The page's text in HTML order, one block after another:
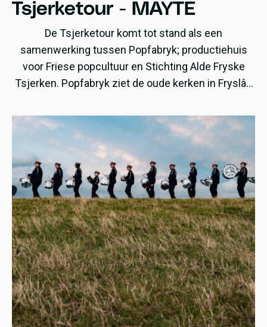
Tsjerketour - MAYTE
De Tsjerketour komt tot stand als een
samenwerking tussen Popfabryk; productiehuis
voor Friese popcultuur en Stichting Alde Fryske
Tsjerken. Popfabryk ziet de oude kerken in Fryslân
kleinschalige producties te presenteren voor een
overwegend nieuw publiek. Samen met de
Stichting Alde Fryske Tsjerken is de intentie
uitgesproken om jaarlijks met een kleine, bij de
locaties passende producties een Tsjerketour te
doen.